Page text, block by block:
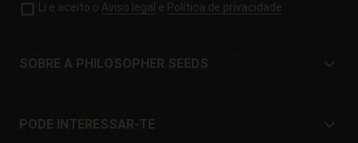
Li e aceito o Aviso legal e Política de privacidade
SOBRE A PHILOSOPHER SEEDS
Localização e Contacto
PODE INTERESSAR-TE